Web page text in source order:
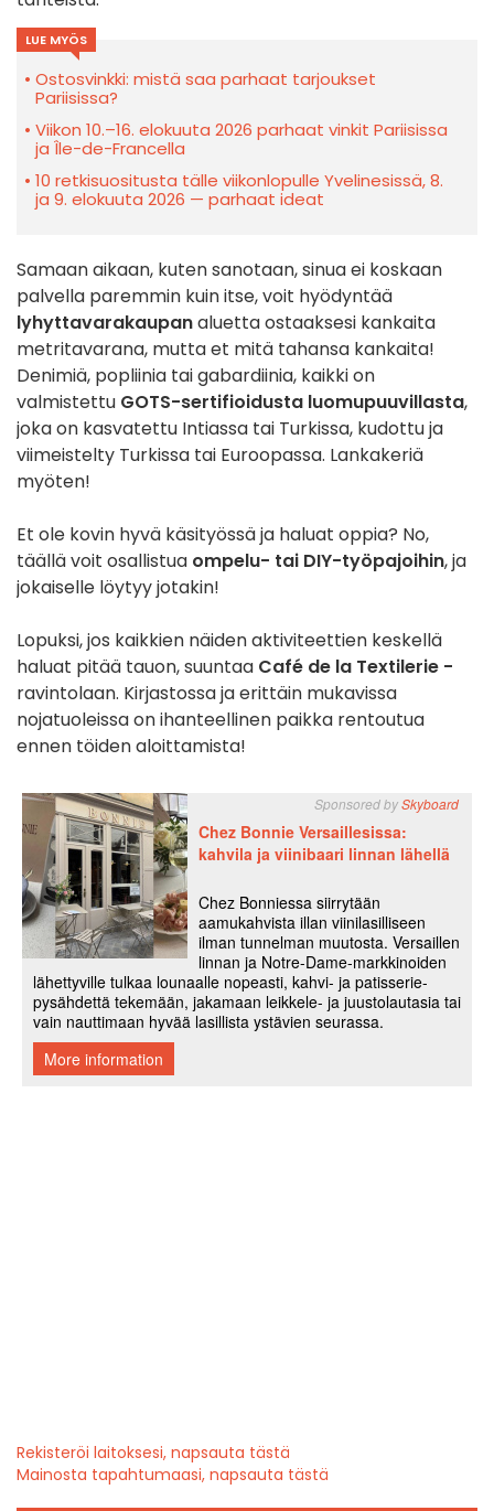
LUE MYÖS
Ostosvinkki: mistä saa parhaat tarjoukset
Pariisissa?
Viikon 10.–16. elokuuta 2026 parhaat vinkit Pariisissa
ja Île-de-Francella
10 retkisuositusta tälle viikonlopulle Yvelinesissä, 8.
ja 9. elokuuta 2026 — parhaat ideat
Samaan aikaan, kuten sanotaan, sinua ei koskaan
palvella paremmin kuin itse, voit hyödyntää
lyhyttavarakaupanaluetta ostaaksesi kankaita
metritavarana, mutta et mitä tahansa kankaita!
Denimiä, popliinia tai gabardiinia, kaikki on
valmistettu GOTS-sertifioidusta luomupuuvillasta,
joka on kasvatettu Intiassa tai Turkissa, kudottu ja
viimeistelty Turkissa tai Euroopassa. Lankakeriä
myöten!
Et ole kovin hyvä käsityössä ja haluat oppia? No,
täällä voit osallistua ompelu- tai DIY-työpajoihin, ja
jokaiselle löytyy jotakin!
Lopuksi, jos kaikkien näiden aktiviteettien keskellä
haluat pitää tauon, suuntaa Café de la Textilerie -
ravintolaan. Kirjastossa ja erittäin mukavissa
nojatuoleissa on ihanteellinen paikka rentoutua
ennen töiden aloittamista!
Rekisteröi laitoksesi, napsauta tästä
Mainosta tapahtumaasi, napsauta tästä